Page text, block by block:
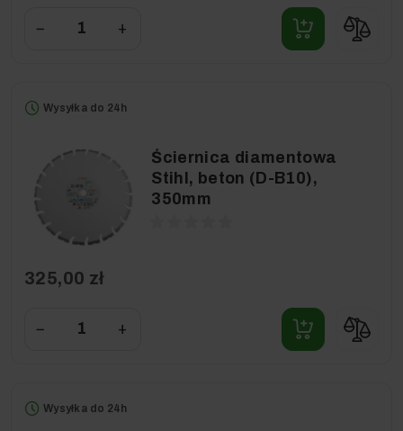
− +
Wysyłka do 24h
Ściernica diamentowa
Stihl, beton (D-B10),
350mm
325,00 zł
− +
Wysyłka do 24h